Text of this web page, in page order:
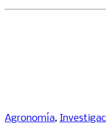
Agronomía,